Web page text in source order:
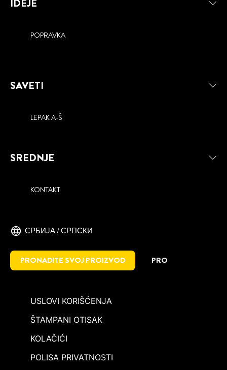
IDEJE
POPRAVKA
SAVETI
LEPAK A-Š
SREDNJE
KONTAKT
СРБИЈА / СРПСКИ
PRONAĐITE SVOJ PROIZVOD PRO
USLOVI KORIŠĆENJA
ŠTAMPANI OTISAK
KOLAČIĆI
POLISA PRIVATNOSTI